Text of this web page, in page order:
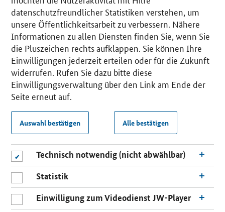
datenschutzfreundlicher Statistiken verstehen, um
unsere Öffentlichkeitsarbeit zu verbessern. Nähere
Informationen zu allen Diensten finden Sie, wenn Sie
die Pluszeichen rechts aufklappen. Sie können Ihre
Einwilligungen jederzeit erteilen oder für die Zukunft
widerrufen. Rufen Sie dazu bitte diese
Einwilligungsverwaltung über den Link am Ende der
Seite erneut auf.
Auswahl bestätigen Alle bestätigen
Technisch notwendig (nicht abwählbar)
Statistik
Einwilligung zum Videodienst JW-Player